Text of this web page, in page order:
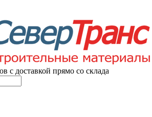
с доставкой прямо со склада